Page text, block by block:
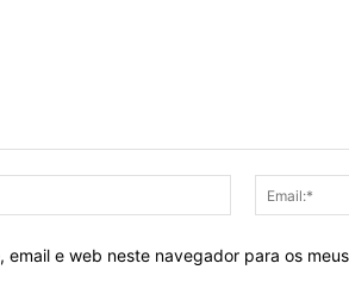
Nome:*
email e web neste navegador para os